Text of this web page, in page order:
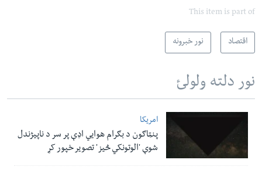
This item is part of
اقتصاد نور خبرونه
نور دلته ولولئ
امریکا
پنټاګون د بګرام هوایي اډې پر سر د ناپيژندل
شوې 'الوتونکي څيز' تصویر خپور کړ